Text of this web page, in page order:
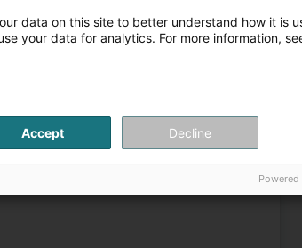
17,6 km
Ihnen eine breite Auswahl an Pflanzen
StaudenWasserpflanzen für
data on this site to better understand how it is
your data for analytics. For more information,
Accept Decline
Powered